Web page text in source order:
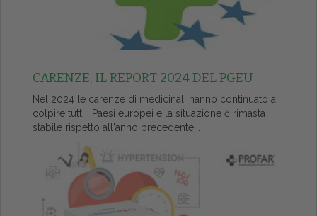
CARENZE, IL REPORT 2024 DEL PGEU
Nel 2024 le carenze di medicinali hanno continuato a
colpire tutti i Paesi europei e la situazione č rimasta
stabile rispetto all'anno precedente...